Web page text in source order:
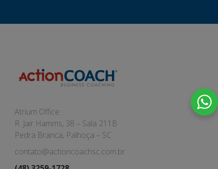
Atrium Office
R. Jair Hamms, 38 – Sala 211B
Pedra Branca, Palhoça – SC
contato@actioncoachsc.com.br